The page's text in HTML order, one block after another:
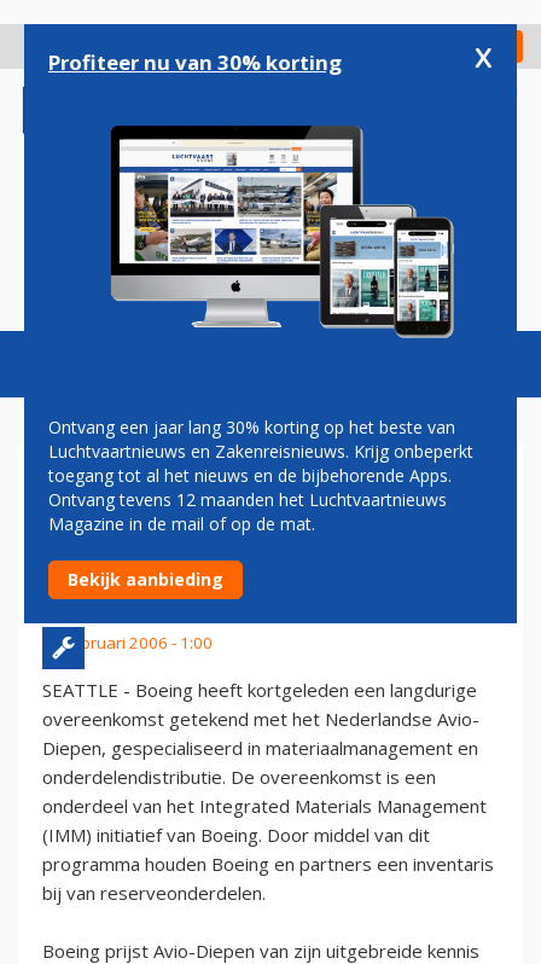
gaan
Check in
Magazine Podcasts Vacatures
LANGDURIGE
SAMENWERKING BOEING EN
AVIO-DIEPEN
13 februari 2006 - 1:00
SEATTLE - Boeing heeft kortgeleden een langdurige
overeenkomst getekend met het Nederlandse Avio-
Diepen, gespecialiseerd in materiaalmanagement en
onderdelendistributie. De overeenkomst is een
onderdeel van het Integrated Materials Management
(IMM) initiatief van Boeing. Door middel van dit
programma houden Boeing en partners een inventaris
bij van reserveonderdelen.
Boeing prijst Avio-Diepen van zijn uitgebreide kennis
Profiteer nu van 30% korting x
Ontvang een jaar lang 30% korting op het beste van
Luchtvaartnieuws en Zakenreisnieuws. Krijg onbeperkt
toegang tot al het nieuws en de bijbehorende Apps.
Ontvang tevens 12 maanden het Luchtvaartnieuws
Magazine in de mail of op de mat.
Bekijk aanbieding